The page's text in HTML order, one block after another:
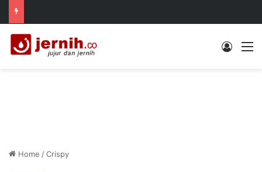
Log In
Home /Crispy